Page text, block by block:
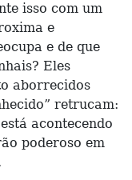
isso com um
e
e de que
Eles
aborrecidos
retrucam:
acontecendo
poderoso em